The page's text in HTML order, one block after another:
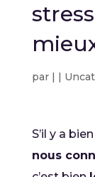
par | |
S’il y a bien
nous